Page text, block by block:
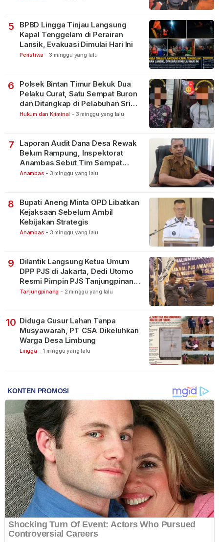
5
BPBD Lingga Tinjau Langsung
Kapal Tenggelam di Perairan
Lansik, Evakuasi Dimulai Hari Ini
Peristiwa - 3 minggu yang lalu
6
Polsek Bintan Timur Bekuk Dua
Pelaku Curat, Satu Sempat Buron
dan Ditangkap di Pelabuhan Sri
Bintan Pura
Hukum dan Kriminal - 3 minggu yang lalu
7
Laporan Audit Dana Desa Rewak
Belum Rampung, Inspektorat
Anambas Sebut Tim Sempat
Terbagi Tangani Kasus Lain
Anambas - 3 minggu yang lalu
8
Bupati Aneng Minta OPD Libatkan
Kejaksaan Sebelum Ambil
Kebijakan Strategis
Anambas - 3 minggu yang lalu
9
Dilantik Langsung Ketua Umum
DPP PJS di Jakarta, Dedi Utomo
Resmi Pimpin PJS Tanjungpinang-
Bintan
Tanjungpinang - 2 minggu yang lalu
10 Diduga Gusur Lahan Tanpa
Musyawarah, PT CSA Dikeluhkan
Warga Desa Limbung
Lingga - 1 minggu yang lalu